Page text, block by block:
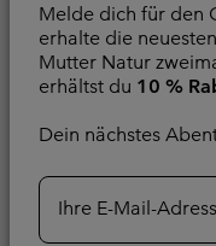
Melde dich für den
erhalte die
Mutter Natur
erhältst du 10 %
Dein nächstes
Ihre E-Mail-
T-Shirt für Frauen
Kühlung